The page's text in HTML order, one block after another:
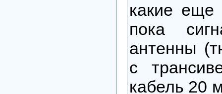
какие еще
пока
антенны
с
кабель 20